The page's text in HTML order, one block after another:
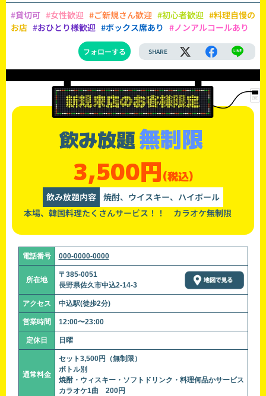
#貸切可 #女性歓迎 #ご新規さん歓迎 #初心者歓迎 #料理自慢の
お店 #おひとり様歓迎 #ボックス席あり #ノンアルコールあり
フォローする SHARE
飲み放題無制限
3,500円(税込)
飲み放題内容 焼酎、ウイスキー、ハイボール
本場、韓国料理たくさんサービス！！ カラオケ無制限
電話番号 000-0000-0000
所在地
〒385-0051
長野県佐久市中込2-14-3
アクセス 中込駅(徒歩2分)
営業時間 12:00〜23:00
定休日 日曜
通常料金
セット3,500円（無制限）
ボトル別
焼酎・ウィスキー・ソフトドリンク・料理何品かサービス
カラオケ1曲 200円